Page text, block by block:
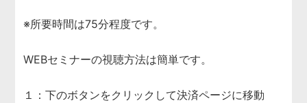
※所要時間は75分程度です。
WEBセミナーの視聴方法は簡単です。
１：下のボタンをクリックして決済ページに移動